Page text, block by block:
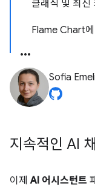
클래식 및 최신
Flame Chart에
Sofia
지속적인 AI
이제AI 어시스턴트